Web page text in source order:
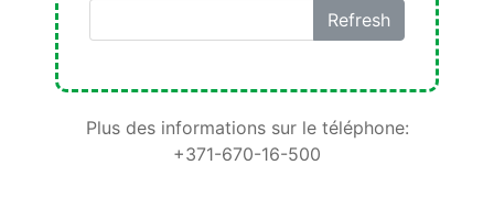
Refresh
Plus des informations sur le téléphone:
+371-670-16-500